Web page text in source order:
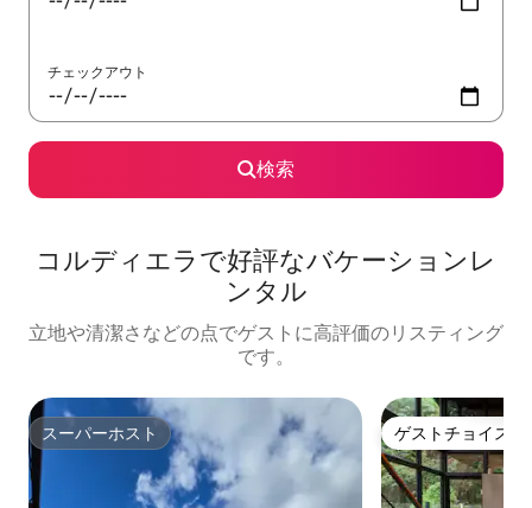
チェックアウト
検索
コルディエラで好評なバケーションレ
ンタル
立地や清潔さなどの点でゲストに高評価のリスティング
です。
スーパーホスト
スーパーホスト ゲストチョイス
ゲストチョイス